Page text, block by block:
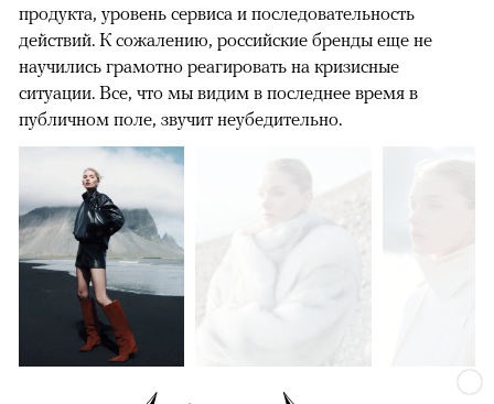
продукта, уровень сервиса и последовательность
действий. К сожалению, российские бренды еще не
научились грамотно реагировать на кризисные
ситуации. Все, что мы видим в последнее время в
публичном поле, звучит неубедительно.